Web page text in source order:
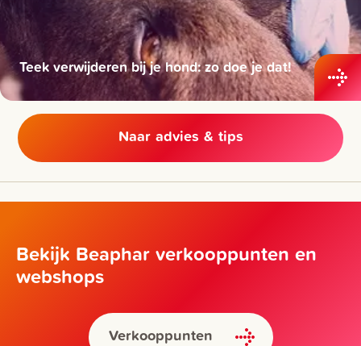
Teek verwijderen bij je hond: zo doe je dat!
Naar advies & tips
Bekijk Beaphar verkooppunten en
webshops
Verkooppunten